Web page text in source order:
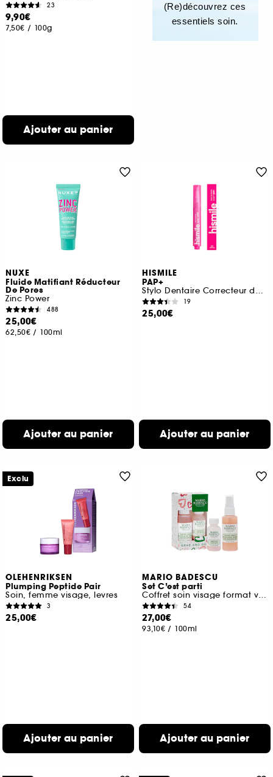
23
9,90€
7,50€ / 100g
Ajouter au panier
(Re)découvrez ces
essentiels soin.
NUXE
Fluide Matifiant Réducteur
De Pores
Zinc Power
488
25,00€
62,50€ / 100ml
Ajouter au panier
HISMILE
PAP+
Stylo Dentaire Correcteur de Couleur
19
25,00€
Ajouter au panier
OLEHENRIKSEN
Plumping Peptide Pair
Soin, femme visage, levres
3
25,00€
Ajouter au panier
Exclu
MARIO BADESCU
Set C’est parti
Coffret soin visage format voyage
54
27,00€
93,10€ / 100ml
Ajouter au panier